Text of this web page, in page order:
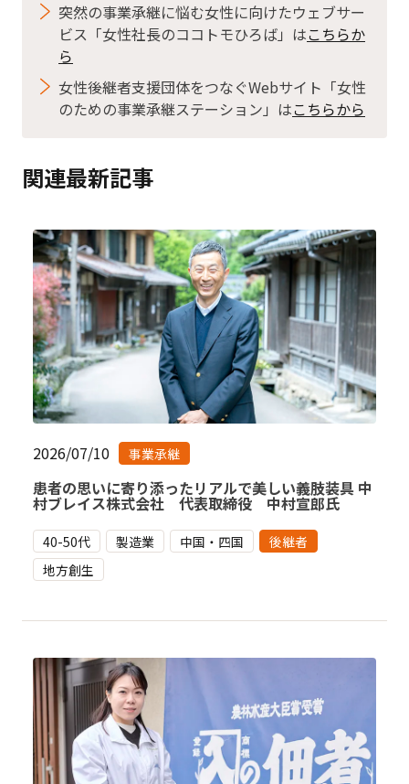
突然の事業承継に悩む女性に向けたウェブサー
ビス「女性社長のココトモひろば」はこちらか
ら
女性後継者支援団体をつなぐWebサイト「女性
のための事業承継ステーション」はこちらから
関連最新記事
2026/07/10 事業承継
患者の思いに寄り添ったリアルで美しい義肢装具 中
村ブレイス株式会社 代表取締役 中村宣郎氏
40-50代 製造業 中国・四国
後継者
地方創生